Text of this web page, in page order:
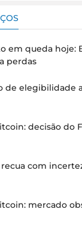
em queda hoje:
perdas
de elegibilidade
decisão do
recua com
mercado